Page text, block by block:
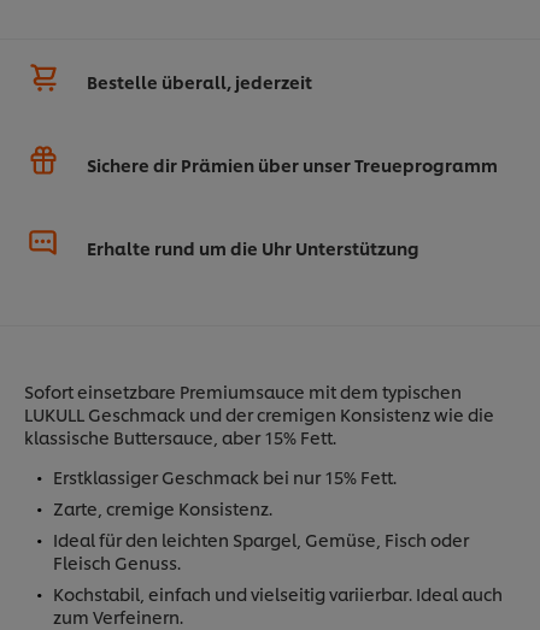
Bestelle überall, jederzeit
Sichere dir Prämien über unser Treueprogramm
Erhalte rund um die Uhr Unterstützung
Sofort einsetzbare Premiumsauce mit dem typischen
LUKULL Geschmack und der cremigen Konsistenz wie die
klassische Buttersauce, aber 15% Fett.
Erstklassiger Geschmack bei nur 15% Fett.
Zarte, cremige Konsistenz.
Ideal für den leichten Spargel, Gemüse, Fisch oder
Fleisch Genuss.
Kochstabil, einfach und vielseitig variierbar. Ideal auch
zum Verfeinern.